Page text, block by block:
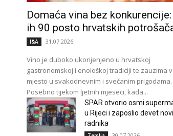
Domaća vina bez
ih 90 posto hrvatskih
I&A 31.07.2026.
Vino je duboko ukorijenjeno u hrvatskoj
gastronomskoj i enološkoj tradiciji te zauzima
mjesto u svakodnevnim i svečanim prigodama.
Posebno tijekom ljetnih mjeseci, kada...
SPAR otvorio osmi
u Rijeci i zaposlio devet
radnika